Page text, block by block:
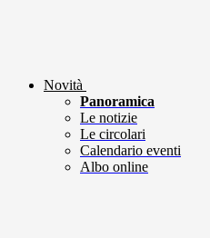
Novità
Panoramica
Le notizie
Le circolari
Calendario eventi
Albo online